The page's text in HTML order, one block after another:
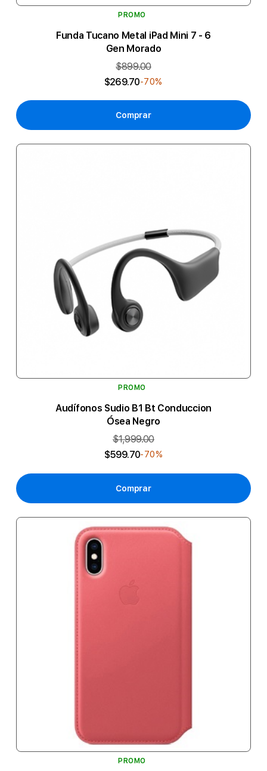
PROMO
Funda Tucano Metal iPad Mini 7 - 6
Gen Morado
$899.00
$269.70-70%
Comprar
PROMO
Audífonos Sudio B1 Bt Conduccion
Ósea Negro
$1,999.00
$599.70-70%
Comprar
PROMO